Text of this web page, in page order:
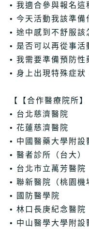
• 我適合參與報名這
• 今天活動我該準備
• 途中感到不舒服該
• 是否可以再從事活
• 我需要準備預防性
• 身上出現特殊症狀
【【合作醫療院所】
• 台北慈濟醫院
• 花蓮慈濟醫院
• 中國醫藥大學附設
• 醫者診所（台大）
• 台北市立萬芳醫院
• 聯新醫院（桃園機
• 國防醫學院
• 林口長庚紀念醫院
• 中山醫學大學附設